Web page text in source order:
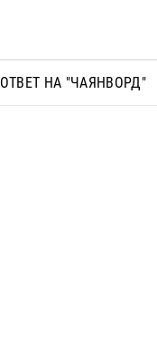
ОТВЕТ НА "ЧАЯНВОРД"